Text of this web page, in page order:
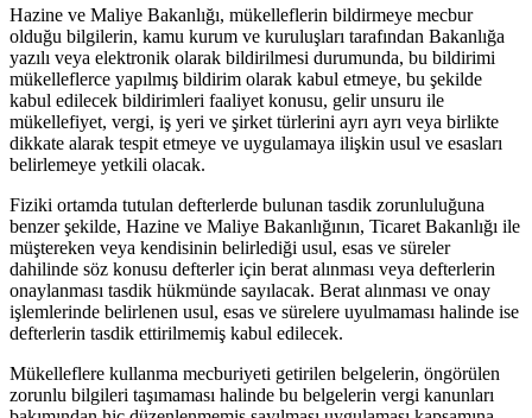
Hazine ve Maliye Bakanlığı, mükelleflerin bildirmeye mecbur
olduğu bilgilerin, kamu kurum ve kuruluşları tarafından Bakanlığa
yazılı veya elektronik olarak bildirilmesi durumunda, bu bildirimi
mükelleflerce yapılmış bildirim olarak kabul etmeye, bu şekilde
kabul edilecek bildirimleri faaliyet konusu, gelir unsuru ile
mükellefiyet, vergi, iş yeri ve şirket türlerini ayrı ayrı veya birlikte
dikkate alarak tespit etmeye ve uygulamaya ilişkin usul ve esasları
belirlemeye yetkili olacak.
Fiziki ortamda tutulan defterlerde bulunan tasdik zorunluluğuna
benzer şekilde, Hazine ve Maliye Bakanlığının, Ticaret Bakanlığı ile
müştereken veya kendisinin belirlediği usul, esas ve süreler
dahilinde söz konusu defterler için berat alınması veya defterlerin
onaylanması tasdik hükmünde sayılacak. Berat alınması ve onay
işlemlerinde belirlenen usul, esas ve sürelere uyulmaması halinde ise
defterlerin tasdik ettirilmemiş kabul edilecek.
Mükelleflere kullanma mecburiyeti getirilen belgelerin, öngörülen
zorunlu bilgileri taşımaması halinde bu belgelerin vergi kanunları